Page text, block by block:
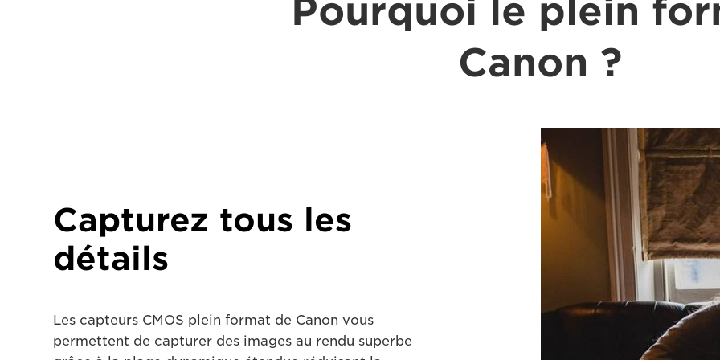
Pourquoi le plein
Canon ?
Capturez tous les
détails
Les capteurs CMOS plein format de Canon vous
permettent de capturer des images au rendu superbe